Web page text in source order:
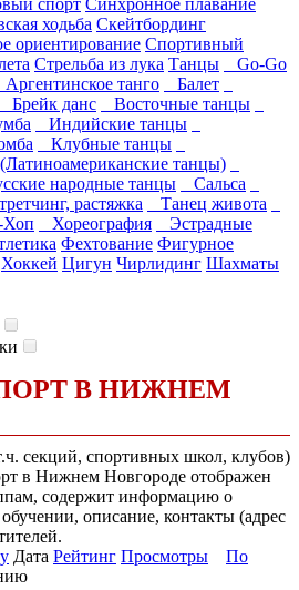
спорт Синхронное плавание
ходьба Скейтбординг
ориентирование Спортивный
Стрельба из лука Танцы
Go-Go
Аргентинское танго
Балет
Брейк данс
Восточные танцы
Индийские танцы
Клубные танцы
танцы)
народные танцы
Сальса
растяжка
Танец живота
Хореография
Эстрадные
Фехтование Фигурное
Хоккей Цигун Чирлидинг Шахматы
В НИЖНЕМ
секций, спортивных школ, клубов)
в Нижнем Новгороде отображен
содержит информацию о
описание, контакты (адрес
Дата Рейтинг Просмотры
По